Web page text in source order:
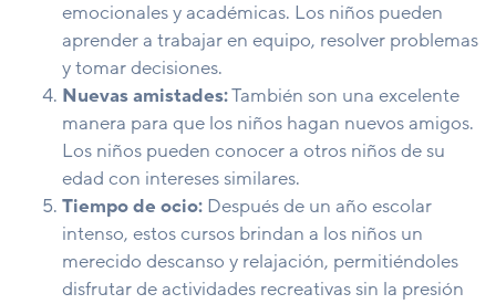
emocionales y académicas. Los niños pueden
aprender a trabajar en equipo, resolver problemas
y tomar decisiones.
Nuevas amistades:También son una excelente
manera para que los niños hagan nuevos amigos.
Los niños pueden conocer a otros niños de su
edad con intereses similares.
Tiempo de ocio: Después de un año escolar
intenso, estos cursos brindan a los niños un
merecido descanso y relajación, permitiéndoles
disfrutar de actividades recreativas sin la presión